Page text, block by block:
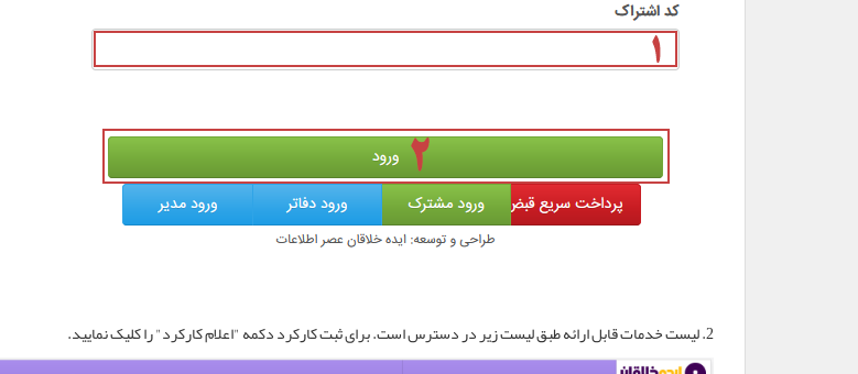
2. لیست خدمات قابل ارائه طبق لیست زیر در دسترس است. برای ثبت کارکرد دکمه "اعلام کارکرد" را کلیک نمایید.